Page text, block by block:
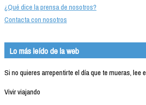
¿Qué dice la prensa de nosotros?
Contacta con nosotros
Lo más leído de la web
Si no quieres arrepentirte el día que te mueras, lee
Vivir viajando